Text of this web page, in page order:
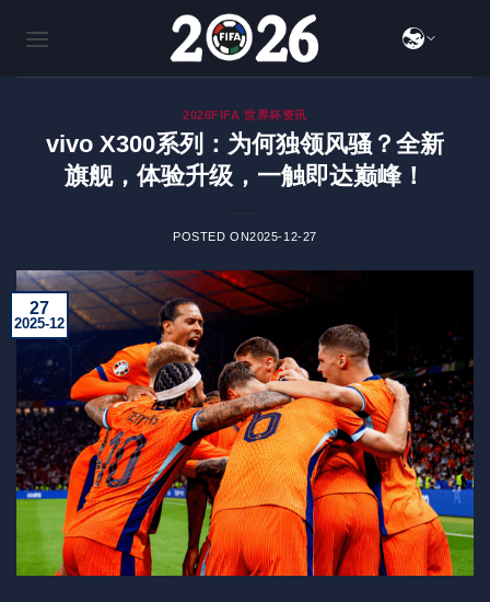
2026FIFA 世界杯资讯
vivo X300系列：为何独领风骚？全新
旗舰，体验升级，一触即达巅峰！
POSTED ON2025-12-27
27
2025-12